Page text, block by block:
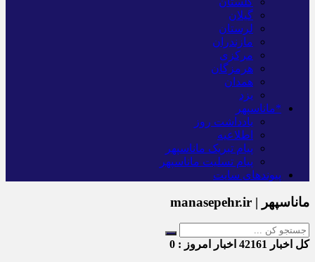
گیلان
لرستان
مازندران
مرکزی
هرمزگان
همدان
یزد
*ماناسپهر
یادداشت روز
اطلاعیه
پیام تبریک ماناسپهر
پیام تسلیت ماناسپهر
پیوندهای سایت
ماناسپهر | manasepehr.ir
کل اخبار اخبار امروز : 0